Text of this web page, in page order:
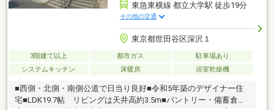
東急東横線 都立大学駅 徒歩19分
その他の交通
東京都世田谷区深沢１
3階建て以上 都市ガス
駐車場あり
システムキッチン
床暖房 浴室乾燥機
■西側・北側・南側公道で日当り良好■令和5年築のデザイナー住
宅■LDK19.7帖 リビングは天井高約3.5m■パントリー・備蓄倉